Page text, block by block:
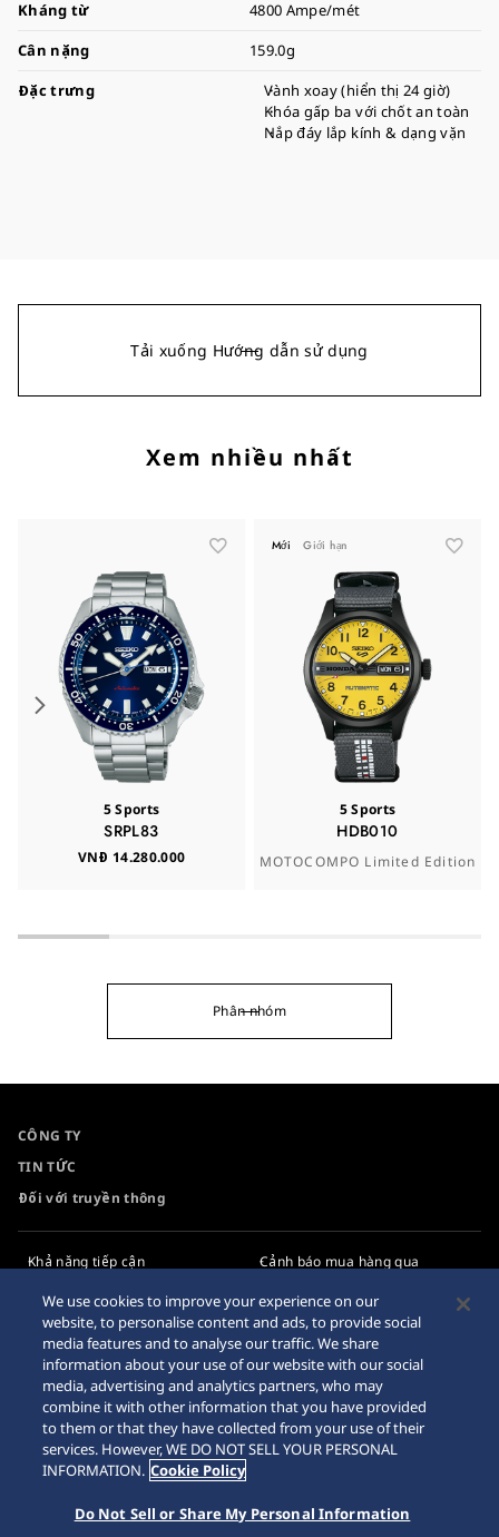
Kháng từ
4800 Ampe/mét
Cân nặng
159.0g
Đặc trưng
Vành xoay (hiển thị 24 giờ)
Khóa gấp ba với chốt an toàn
Nắp đáy lắp kính & dạng vặn
Tải xuống Hướng dẫn sử dụng
Xem nhiều nhất
5 Sports
SRPL83
VNĐ 14.280.000
Mới Giới hạn
5 Sports
HDB010
MOTOCOMPO Limited Edition
Phân nhóm
CÔNG TY
TIN TỨC
Đối với truyền thông
Khả năng tiếp cận
Yêu cầu
Cảnh báo mua hàng qua
Chính sách bảo mật
Chính sách cookie
Sơ đồ trang web
© 2026 Tập đoàn đồng hồ Seiko
We use cookies to improve your experience on our
website, to personalise content and ads, to provide social
media features and to analyse our traffic. We share
information about your use of our website with our social
media, advertising and analytics partners, who may
combine it with other information that you have provided
to them or that they have collected from your use of their
services. However, WE DO NOT SELL YOUR PERSONAL
INFORMATION. Cookie Policy
Do Not Sell or Share My Personal Information